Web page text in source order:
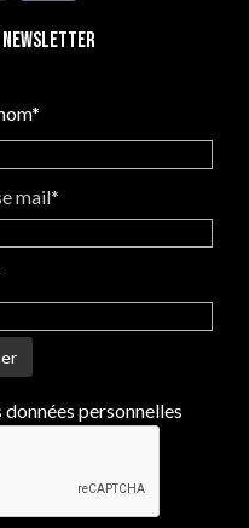
newsletter
mail*
données personnelles